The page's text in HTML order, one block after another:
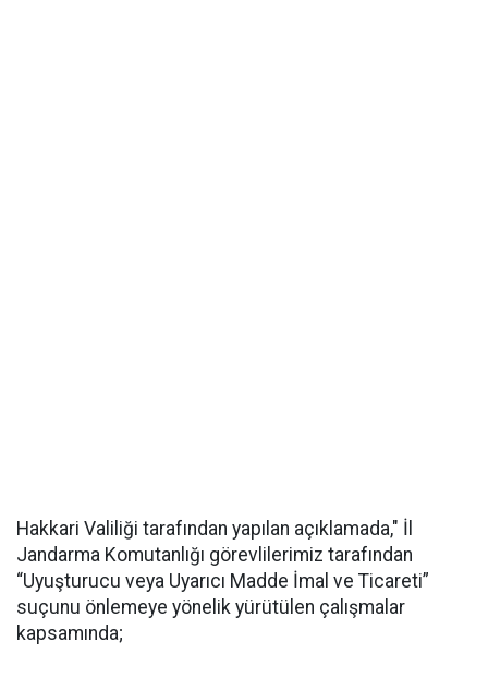
Hakkari Valiliği tarafından yapılan açıklamada," İl
Jandarma Komutanlığı görevlilerimiz tarafından
“Uyuşturucu veya Uyarıcı Madde İmal ve Ticareti”
suçunu önlemeye yönelik yürütülen çalışmalar
kapsamında;